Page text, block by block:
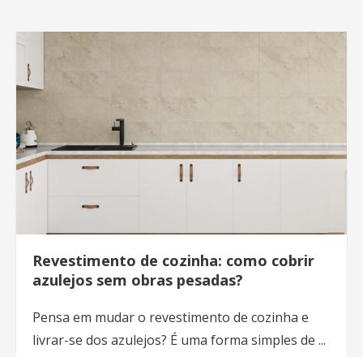
Revestimento de cozinha: como cobrir
azulejos sem obras pesadas?
Pensa em mudar o revestimento de cozinha e
livrar-se dos azulejos? É uma forma simples de ...